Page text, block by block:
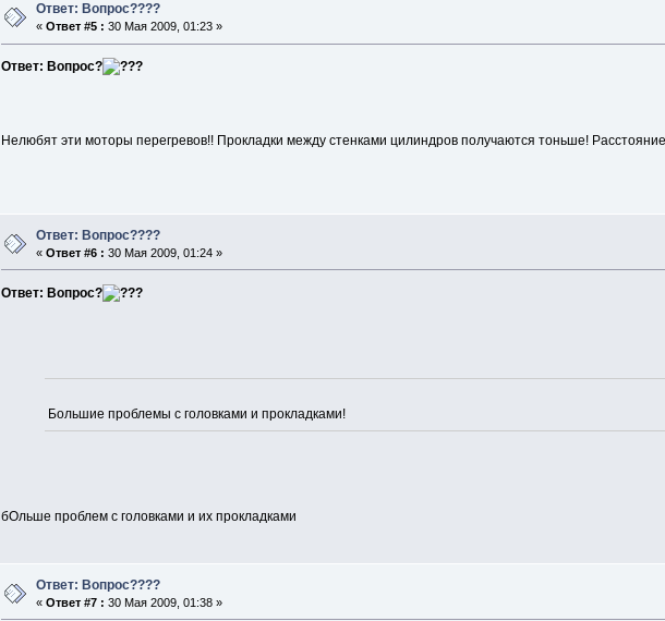
Ответ: Вопрос????
«Ответ #5 : 30 Мая 2009, 01:23 »
Ответ: Вопрос?
Нелюбят эти моторы перегревов!! Прокладки между стенками цилиндров получаются тоньше!
Ответ: Вопрос????
«Ответ #6 : 30 Мая 2009, 01:24 »
Ответ: Вопрос?
Большие проблемы с головками и прокладками!
бОльше проблем с головками и их прокладками
Ответ: Вопрос????
«Ответ #7 : 30 Мая 2009, 01:38 »